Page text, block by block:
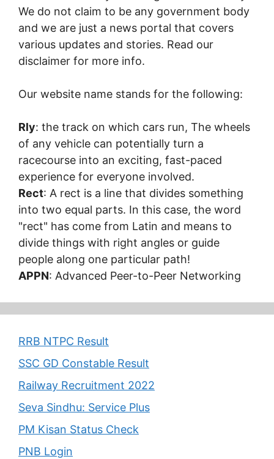
We do not claim to be any government body
and we are just a news portal that covers
various updates and stories. Read our
disclaimer for more info.
Our website name stands for the following:
Rly: the track on which cars run, The wheels
of any vehicle can potentially turn a
racecourse into an exciting, fast-paced
experience for everyone involved.
Rect: A rect is a line that divides something
into two equal parts. In this case, the word
"rect" has come from Latin and means to
divide things with right angles or guide
people along one particular path!
APPN: Advanced Peer-to-Peer Networking
RRB NTPC Result
SSC GD Constable Result
Railway Recruitment 2022
Seva Sindhu: Service Plus
PM Kisan Status Check
PNB Login